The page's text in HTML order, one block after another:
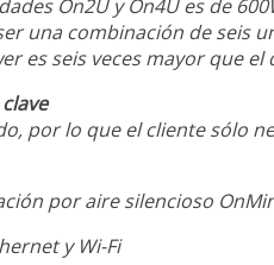
On2U y On4U es de
una combinación de seis
es seis veces mayor que
por lo que el cliente sólo
por aire silencioso
y Wi-Fi